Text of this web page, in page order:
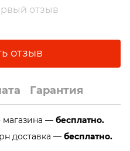
отзыв
отзыв
Гарантия
магазина — бесплатно.
доставка — бесплатно.